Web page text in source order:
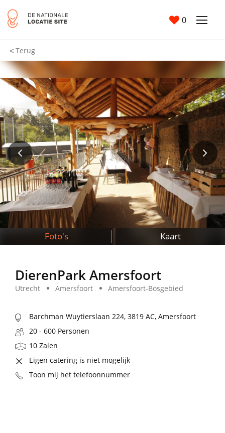
0
Terug
Foto's Kaart
DierenPark Amersfoort
Utrecht Amersfoort Amersfoort-Bosgebied
Barchman Wuytierslaan 224, 3819 AC, Amersfoort
20 - 600 Personen
10 Zalen
Eigen catering is niet mogelijk
Toon mij het telefoonnummer